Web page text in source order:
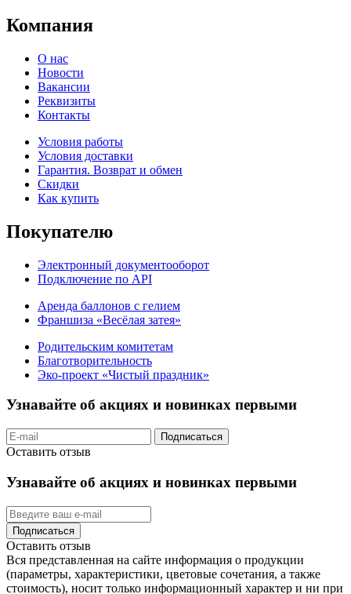
Компания
О нас
Новости
Вакансии
Реквизиты
Контакты
Условия работы
Условия доставки
Гарантия. Возврат и обмен
Скидки
Как купить
Покупателю
Электронный документооборот
Подключение по API
Аренда баллонов с гелием
Франшиза «Весёлая затея»
Родительским комитетам
Благотворительность
Эко-проект «Чистый праздник»
Узнавайте об акциях и новинках первыми
Подписаться
Оставить отзыв
Узнавайте об акциях и новинках первыми
Подписаться
Оставить отзыв
Вся представленная на сайте информация о продукции
(параметры, характеристики, цветовые сочетания, а также
стоимость), носит только информационный характер и ни при